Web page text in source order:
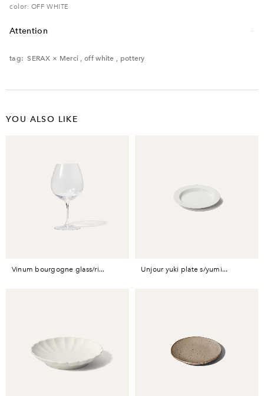
color: OFF WHITE
Attention
ださい。
tag: SERAX × Merci ,off white , pottery
YOU ALSO LIKE
vinum bourgogne glass/ri... unjour yuki plate s/yumi...